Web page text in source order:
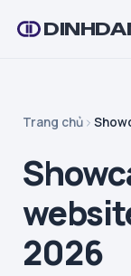
Trang chủ
2026